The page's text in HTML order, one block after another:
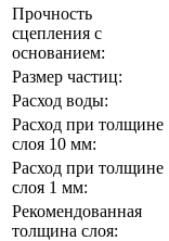
Прочность
сцепления с
основанием:
Размер частиц:
Расход воды:
Расход при толщине
слоя 10 мм:
Расход при толщине
слоя 1 мм:
Рекомендованная
толщина слоя: